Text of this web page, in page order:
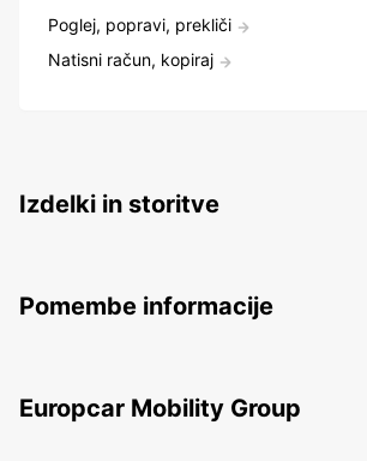
Poglej, popravi, prekliči
Natisni račun, kopiraj
Izdelki in storitve
Pomembe informacije
Europcar Mobility Group